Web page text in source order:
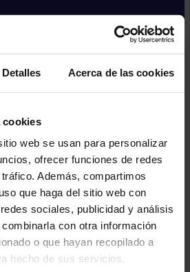
Detalles Acerca de las cookies
cookies
web se usan para personalizar
ofrecer funciones de redes
Además, compartimos
que haga del sitio web con
sociales, publicidad y análisis
con otra información
o que hayan recopilado a
hecho de sus servicios.